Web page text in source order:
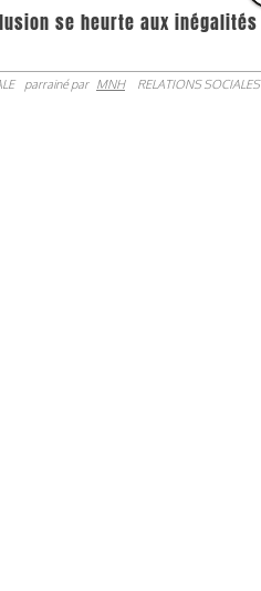
se heurte aux inégalités
parrainé par MNH RELATIONS SOCIALES